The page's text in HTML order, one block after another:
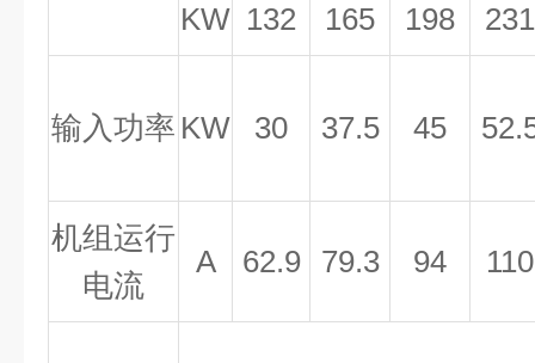
KW 132 165 198 231
输入功率 KW 30 37.5 45
机组运行
电流
A 62.9 79.3 94 110